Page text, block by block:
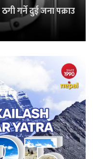
गर्ने दुई जना पक्राउ